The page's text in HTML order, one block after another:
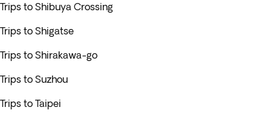
Trips to Shibuya Crossing
Trips to Shigatse
Trips to Shirakawa-go
Trips to Suzhou
Trips to Taipei